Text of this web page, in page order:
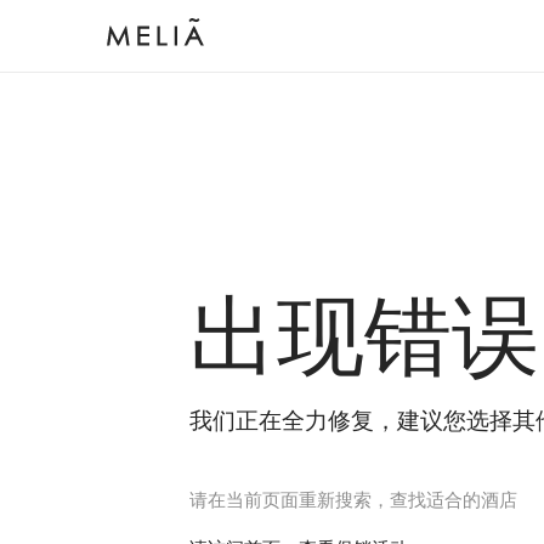
出现错误
我们正在全力修复，建议您选择其
请在当前页面重新搜索，查找适合的酒店